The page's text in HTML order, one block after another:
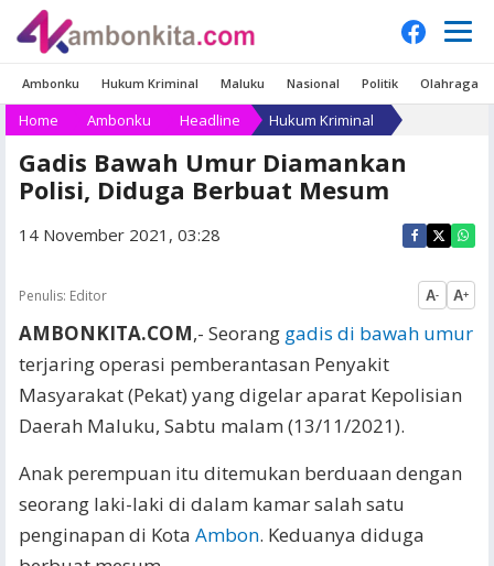
Ambonku Hukum Kriminal Maluku Nasional Politik Olahraga
Home Ambonku Headline Hukum Kriminal
Gadis Bawah Umur Diamankan
Polisi, Diduga Berbuat Mesum
14 November 2021, 03:28
Penulis: Editor A- A+
AMBONKITA.COM,- Seorang gadis di bawah umur
terjaring operasi pemberantasan Penyakit
Masyarakat (Pekat) yang digelar aparat Kepolisian
Daerah Maluku, Sabtu malam (13/11/2021).
Anak perempuan itu ditemukan berduaan dengan
seorang laki-laki di dalam kamar salah satu
penginapan di Kota Ambon. Keduanya diduga